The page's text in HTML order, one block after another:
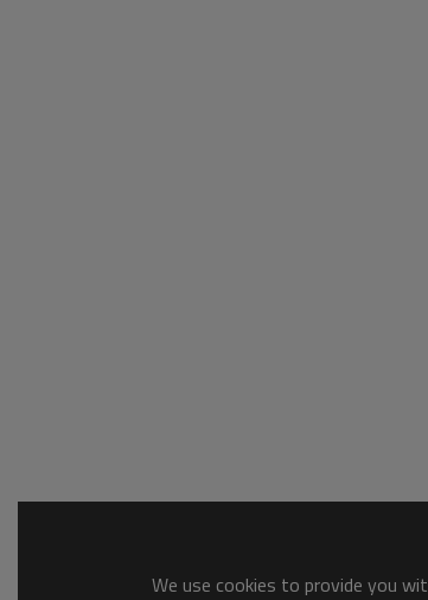
We use cookies to provide you